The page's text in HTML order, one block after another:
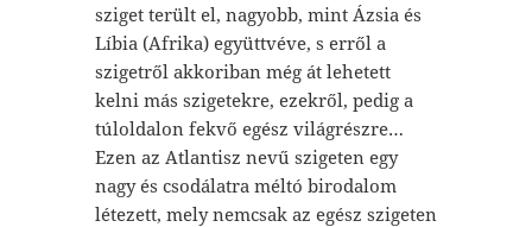
sziget terült el, nagyobb, mint Ázsia és
Líbia (Afrika) együttvéve, s erről a
szigetről akkoriban még át lehetett
kelni más szigetekre, ezekről, pedig a
túloldalon fekvő egész világrészre…
Ezen az Atlantisz nevű szigeten egy
nagy és csodálatra méltó birodalom
létezett, mely nemcsak az egész szigeten